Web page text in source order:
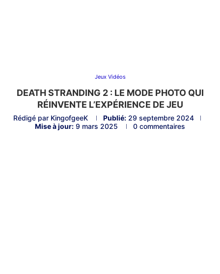
Jeux Vidéos
DEATH STRANDING 2 : LE MODE PHOTO QUI
RÉINVENTE L’EXPÉRIENCE DE JEU
Rédigé par KingofgeeK Publié: 29 septembre 2024
Mise à jour: 9 mars 2025 0 commentaires